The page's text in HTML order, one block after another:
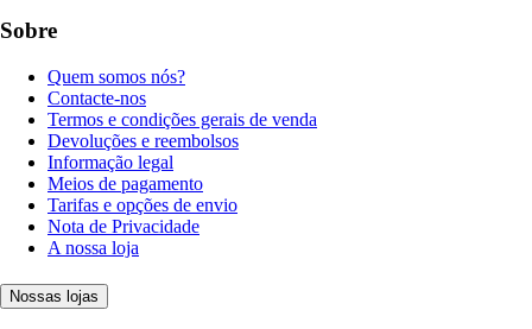
Sobre
Quem somos nós?
Contacte-nos
Termos e condições gerais de venda
Devoluções e reembolsos
Informação legal
Meios de pagamento
Tarifas e opções de envio
Nota de Privacidade
A nossa loja
Nossas lojas